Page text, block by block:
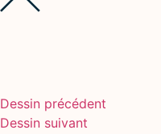
Dessin précédent
Dessin suivant